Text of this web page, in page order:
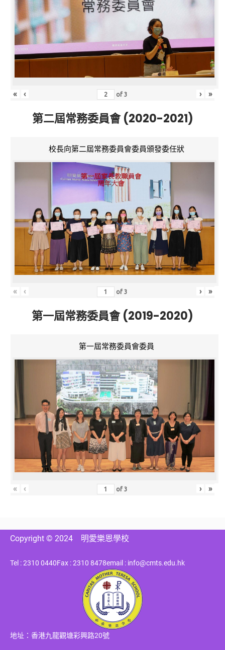
« ‹ of3 › »
第二屆常務委員會 (2020-2021)
校長向第二屆常務委員會委員頒發委任狀
« ‹ of3 › »
第一屆常務委員會 (2019-2020)
第一屆常務委員會委員
« ‹ of3 › »
Copyright © 2024 明愛樂恩學校
Tel : 2310 0440Fax : 2310 8478email : info@cmts.edu.hk
地址：香港九龍觀塘彩興路20號